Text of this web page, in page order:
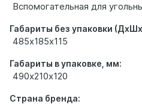
Вспомогательная для
Габариты без упаковки
485х185х115
Габариты в упаковке, мм:
490х210х120
Страна бренда: